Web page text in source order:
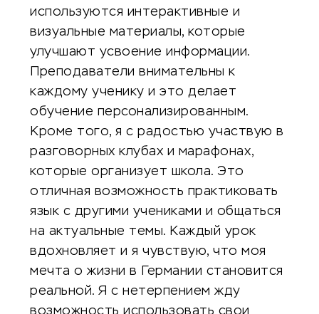
используются интерактивные и
визуальные материалы, которые
улучшают усвоение информации.
Преподаватели внимательны к
каждому ученику и это делает
обучение персонализированным.
Кроме того, я с радостью участвую в
разговорных клубах и марафонах,
которые организует школа. Это
отличная возможность практиковать
язык с другими учениками и общаться
на актуальные темы. Каждый урок
вдохновляет и я чувствую, что моя
мечта о жизни в Германии становится
реальной. Я с нетерпением жду
возможность использовать свои